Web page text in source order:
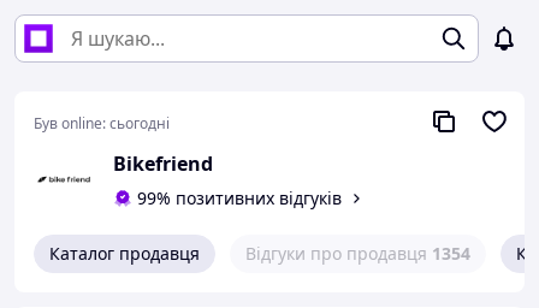
Був online:сьогодні
Bikefriend
99% позитивних відгуків
Каталог продавця Відгуки про продавця 1354